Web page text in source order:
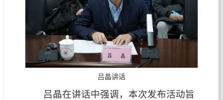
吕晶讲话
吕晶在讲话中强调，本次发布活动旨